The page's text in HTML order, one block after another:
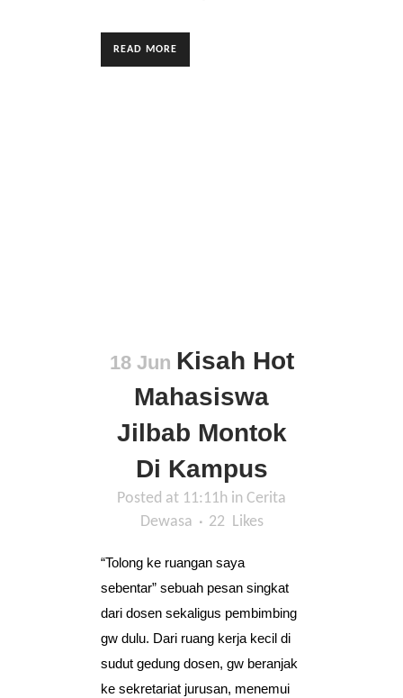
READ MORE
18 Jun Kisah Hot
Mahasiswa
Jilbab Montok
Di Kampus
Posted at 11:11h in Cerita
Dewasa
22 Likes
“Tolong ke ruangan saya
sebentar” sebuah pesan singkat
dari dosen sekaligus pembimbing
gw dulu. Dari ruang kerja kecil di
sudut gedung dosen, gw beranjak
ke sekretariat jurusan, menemui